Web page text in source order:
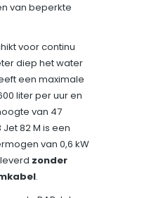
van beperkte
voor continu
diep het water
een maximale
liter per uur en
van 47
82 M is een
van 0,6 kW
zonder
.